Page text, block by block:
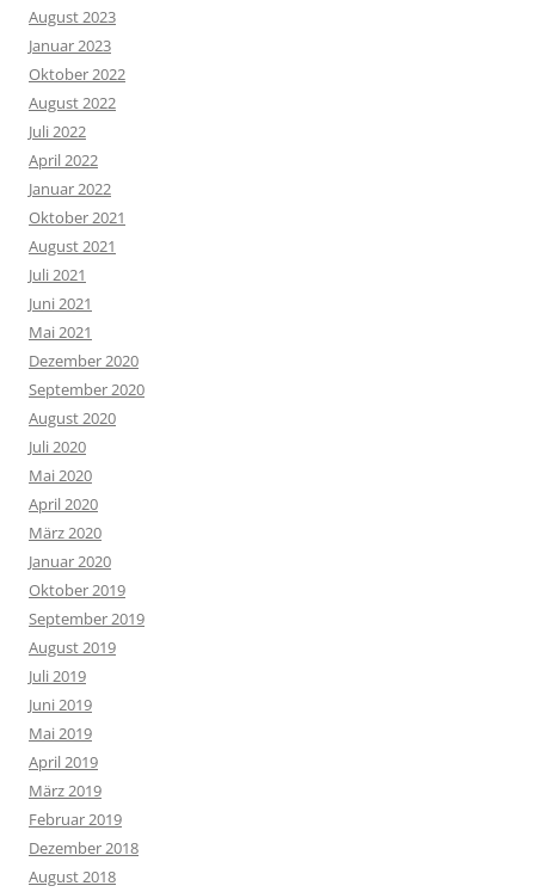
August 2023
Januar 2023
Oktober 2022
August 2022
Juli 2022
April 2022
Januar 2022
Oktober 2021
August 2021
Juli 2021
Juni 2021
Mai 2021
Dezember 2020
September 2020
August 2020
Juli 2020
Mai 2020
April 2020
März 2020
Januar 2020
Oktober 2019
September 2019
August 2019
Juli 2019
Juni 2019
Mai 2019
April 2019
März 2019
Februar 2019
Dezember 2018
August 2018